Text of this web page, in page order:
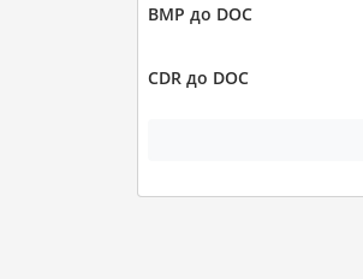
BMP до DOC
CDR до DOC